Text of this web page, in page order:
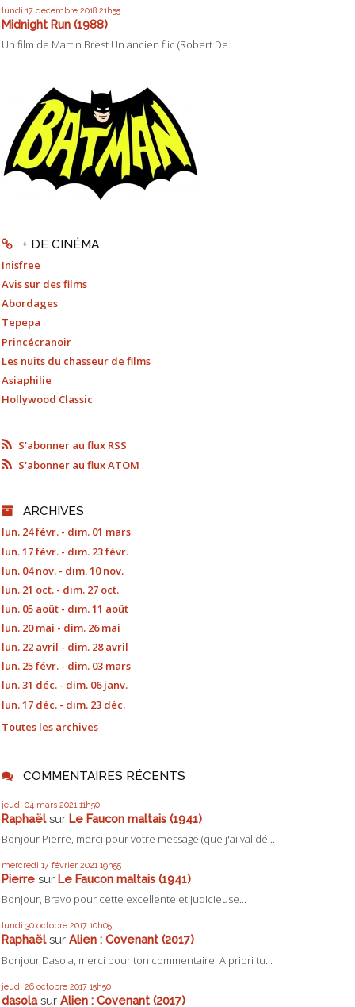
lundi 17 décembre 2018 21h55
Midnight Run (1988)
Un film de Martin Brest Un ancien flic (Robert De...
+ DE CINÉMA
Inisfree
Avis sur des films
Abordages
Tepepa
Princécranoir
Les nuits du chasseur de films
Asiaphilie
Hollywood Classic
S'abonner au flux RSS
S'abonner au flux ATOM
ARCHIVES
lun. 24 févr. - dim. 01 mars
lun. 17 févr. - dim. 23 févr.
lun. 04 nov. - dim. 10 nov.
lun. 21 oct. - dim. 27 oct.
lun. 05 août - dim. 11 août
lun. 20 mai - dim. 26 mai
lun. 22 avril - dim. 28 avril
lun. 25 févr. - dim. 03 mars
lun. 31 déc. - dim. 06 janv.
lun. 17 déc. - dim. 23 déc.
Toutes les archives
COMMENTAIRES RÉCENTS
jeudi 04 mars 2021 11h50
Raphaëlsur Le Faucon maltais (1941)
Bonjour Pierre, merci pour votre message (que j'ai validé...
mercredi 17 février 2021 19h55
Pierre sur Le Faucon maltais (1941)
Bonjour, Bravo pour cette excellente et judicieuse...
lundi 30 octobre 2017 10h05
Raphaëlsur Alien : Covenant (2017)
Bonjour Dasola, merci pour ton commentaire. A priori tu...
jeudi 26 octobre 2017 15h50
dasolasur Alien : Covenant (2017)